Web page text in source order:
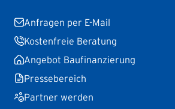
Anfragen per E-Mail
Kostenfreie Beratung
Angebot Baufinanzierung
Pressebereich
Partner werden